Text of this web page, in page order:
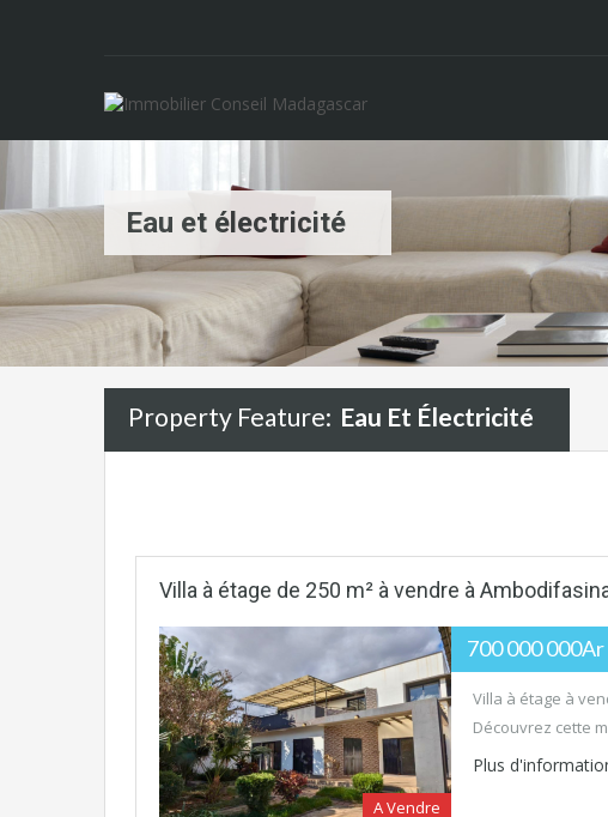
Eau et électricité
Property Feature: Eau Et Électricité
Villa à étage de 250 m² à vendre à
A Vendre
700 000
Villa à étage à
Découvrez cette
Plus